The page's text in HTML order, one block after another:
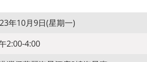
年10月9日(星期一)
2:00-4:00